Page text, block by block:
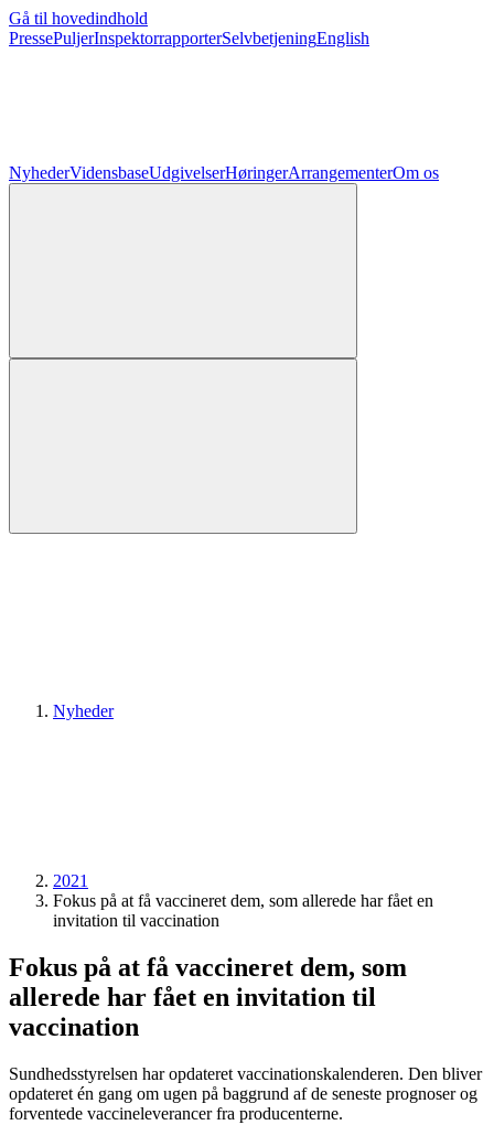
Gå til hovedindhold
PressePuljerInspektorrapporterSelvbetjeningEnglish
NyhederVidensbaseUdgivelserHøringerArrangementerOm os
Nyheder
2021
Fokus på at få vaccineret dem, som allerede har fået en
invitation til vaccination
Fokus på at få vaccineret dem, som
allerede har fået en invitation til
vaccination
Sundhedsstyrelsen har opdateret vaccinationskalenderen. Den bliver
opdateret én gang om ugen på baggrund af de seneste prognoser og
forventede vaccineleverancer fra producenterne.